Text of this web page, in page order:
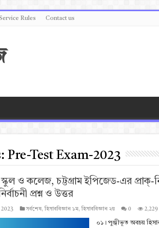
Rules Contact us
Pre-Test Exam-2023
ও কলেজ, চট্টগ্রাম ইপিজেড-এর প্রাক্-
প্রশ্ন ও উত্তর
2023 সর্বশেষ,হিসাববিজ্ঞান ১ম,হিসাববিজ্ঞান ২য় 0 2,229
০১। পুঞ্জীভূত অবচয়